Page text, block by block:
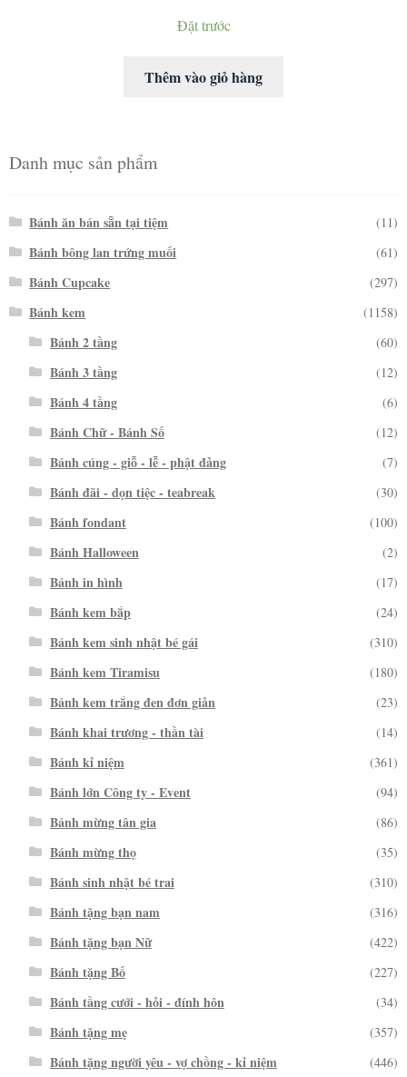
Đặt trước
Thêm vào giỏ hàng
Danh mục sản phẩm
Bánh ăn bán sẵn tại tiệm (11)
Bánh bông lan trứng muối (61)
Bánh Cupcake (297)
Bánh kem (1158)
Bánh 2 tầng (60)
Bánh 3 tầng (12)
Bánh 4 tầng (6)
Bánh Chữ - Bánh Số (12)
Bánh cúng - giỗ - lễ - phật đảng (7)
Bánh đãi - dọn tiệc - teabreak (30)
Bánh fondant (100)
Bánh Halloween (2)
Bánh in hình (17)
Bánh kem bắp (24)
Bánh kem sinh nhật bé gái (310)
Bánh kem Tiramisu (180)
Bánh kem trắng đen đơn giản (23)
Bánh khai trương - thần tài (14)
Bánh kỉ niệm (361)
Bánh lớn Công ty - Event (94)
Bánh mừng tân gia (86)
Bánh mừng thọ (35)
Bánh sinh nhật bé trai (310)
Bánh tặng bạn nam (316)
Bánh tặng bạn Nữ (422)
Bánh tặng Bố (227)
Bánh tầng cưới - hỏi - đính hôn (34)
Bánh tặng mẹ (357)
Bánh tặng người yêu - vợ chồng - kỉ niệm (446)